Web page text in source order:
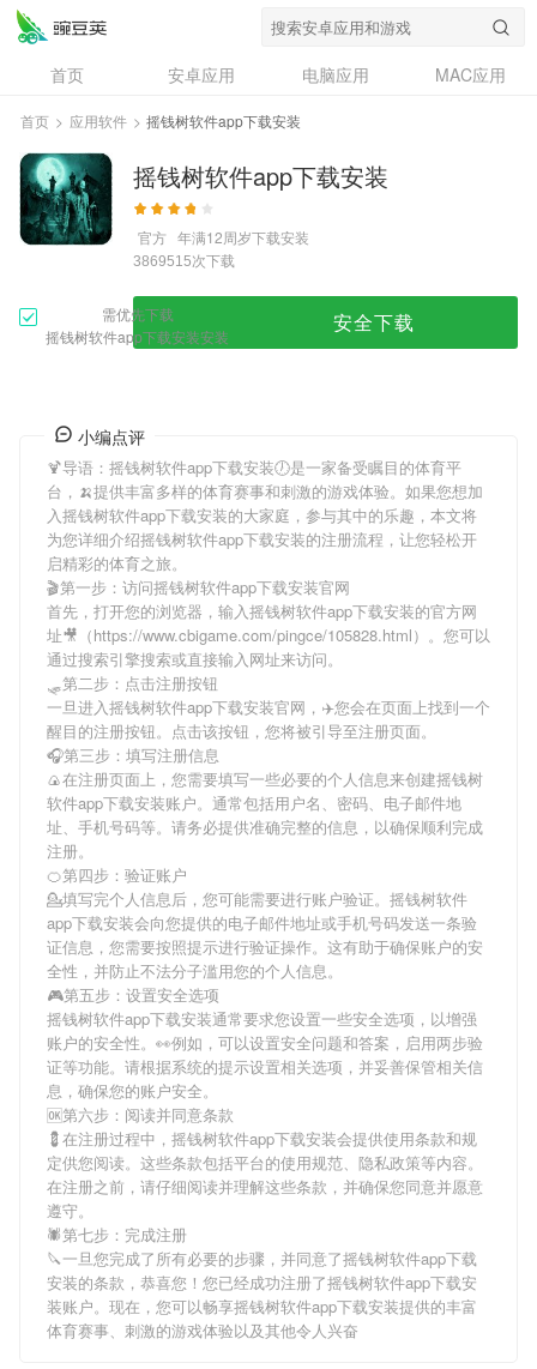
首页 安卓应用 电脑应用
MAC应用
资讯
专题
问答
首页 > 应用软件 > 摇钱树软件app下载安装
摇钱树软件app下载安装
官方 年满12周岁下载安装
3869515次下载
需优先下载
摇钱树软件app下载安装安装
安全下载
小编点评
🍹导语： 摇钱树软件app下载安装🕖是一家备受瞩目的体育平
台，🍌提供丰富多样的体育赛事和刺激的游戏体验。如果您想加
入摇钱树软件app下载安装的大家庭，参与其中的乐趣，本文将
为您详细介绍摇钱树软件app下载安装的注册流程，让您轻松开
启精彩的体育之旅。
🎬第一步：访问摇钱树软件app下载安装官网
首先，打开您的浏览器，输入摇钱树软件app下载安装的官方网
址🎥（https://www.cbigame.com/pingce/105828.html）。您可以
通过搜索引擎搜索或直接输入网址来访问。
🛷第二步：点击注册按钮
一旦进入摇钱树软件app下载安装官网，✈️您会在页面上找到一个
醒目的注册按钮。点击该按钮，您将被引导至注册页面。
🎧第三步：填写注册信息
🍙在注册页面上，您需要填写一些必要的个人信息来创建摇钱树
软件app下载安装账户。通常包括用户名、密码、电子邮件地
址、手机号码等。请务必提供准确完整的信息，以确保顺利完成
注册。
🍊第四步：验证账户
💁填写完个人信息后，您可能需要进行账户验证。 摇钱树软件
app下载安装会向您提供的电子邮件地址或手机号码发送一条验
证信息，您需要按照提示进行验证操作。这有助于确保账户的安
全性，并防止不法分子滥用您的个人信息。
🎮第五步：设置安全选项
摇钱树软件app下载安装通常要求您设置一些安全选项，以增强
账户的安全性。👀例如，可以设置安全问题和答案，启用两步验
证等功能。请根据系统的提示设置相关选项，并妥善保管相关信
息，确保您的账户安全。
🆗第六步：阅读并同意条款
💈在注册过程中， 摇钱树软件app下载安装会提供使用条款和规
定供您阅读。这些条款包括平台的使用规范、隐私政策等内容。
在注册之前，请仔细阅读并理解这些条款，并确保您同意并愿意
遵守。
🕷第七步：完成注册
🔪一旦您完成了所有必要的步骤，并同意了摇钱树软件app下载
安装的条款，恭喜您！您已经成功注册了摇钱树软件app下载安
装账户。现在，您可以畅享摇钱树软件app下载安装提供的丰富
体育赛事、刺激的游戏体验以及其他令人兴奋